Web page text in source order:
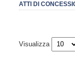
ATTI DI
Visualizza